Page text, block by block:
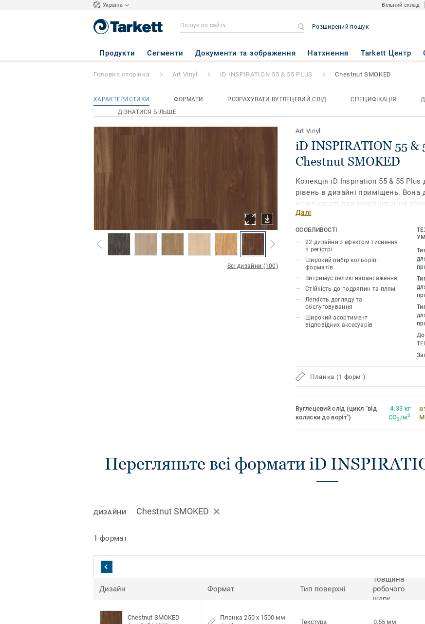
Україна Вільний склад
Розширений пошук
Продукти Сегменти Документи та зображення Натхнення Tarkett Центр
iD INSPIRATION 55 & 55 PLUS - Chestnut
Головна сторінка Art Vinyl iD INSPIRATION 55 & 55 PLUS Chestnut SMOKED
ХАРАКТЕРИСТИКИ ФОРМАТИ РОЗРАХУВАТИ ВУГЛЕЦЕВИЙ СЛІД СПЕЦИФІКАЦІЯ
ДІЗНАТИСЯ БІЛЬШЕ
Всі дизайни (100)
Art Vinyl
iD INSPIRATION 55 &
Chestnut SMOKED
Колекція iD Inspiration 55 & 55
рівень в дизайні приміщень. Вона
можливості для комбінування
фактур в одному просторі.
каміння та металу, грайте з
необхідними аксесуарами –
Inspiration 55 & 55 Plus розсуває
і дозволяє створити інтер’єр
22 декори, які мають тиснення в
відтворює рельєф і зовнішній
матеріалів.
Далі
ОСОБЛИВОСТІ
22 дизайни з ефектом тиснення
в регістрі
Широкий вибір кольорів і
форматів
Витримує великі навантаження
Стійкість до подряпин та плям
Легкість догляду та
обслуговування
Широкий асортимент
відповідних аксесуарів
Планка (1 форм.)
Вуглецевий слід (цикл "від
колиски до воріт")
4.33 кг
CO2/м2
Перегляньте всі формати iD
ДИЗАЙНИ Chestnut SMOKED
1 формат
Дизайн Формат Тип поверхні
Товщина
робочого
шару
Chestnut SMOKED
Планка 250 x 1500 мм
Текстура 0,55 мм